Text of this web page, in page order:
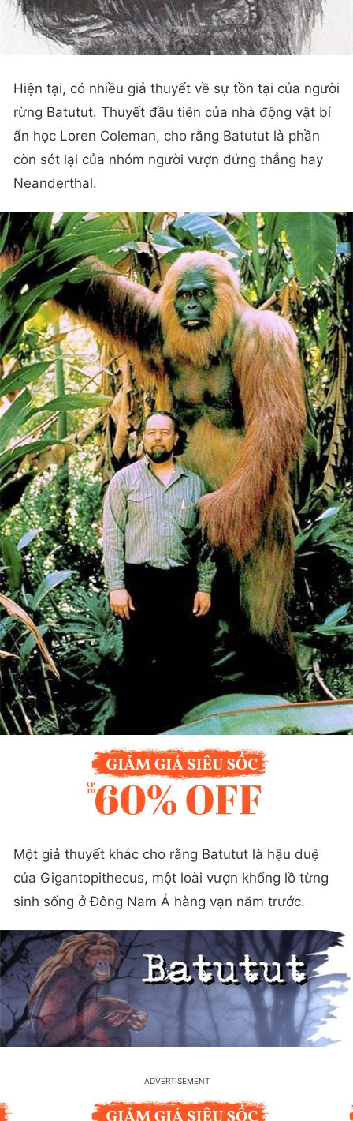
Hiện tại, có nhiều giả thuyết về sự tồn tại của người
rừng Batutut. Thuyết đầu tiên của nhà động vật bí
ẩn học Loren Coleman, cho rằng Batutut là phần
còn sót lại của nhóm người vượn đứng thẳng hay
Neanderthal.
Một giả thuyết khác cho rằng Batutut là hậu duệ
của Gigantopithecus, một loài vượn khổng lồ từng
sinh sống ở Đông Nam Á hàng vạn năm trước.